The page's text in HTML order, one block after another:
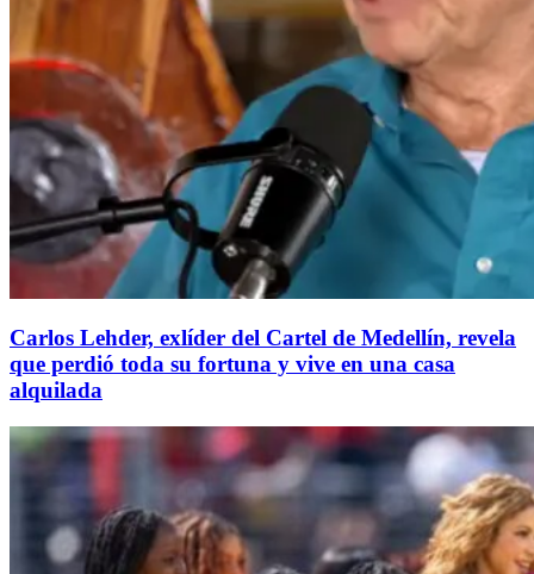
Carlos Lehder, exlíder del Cartel de Medellín, revela
que perdió toda su fortuna y vive en una casa
alquilada